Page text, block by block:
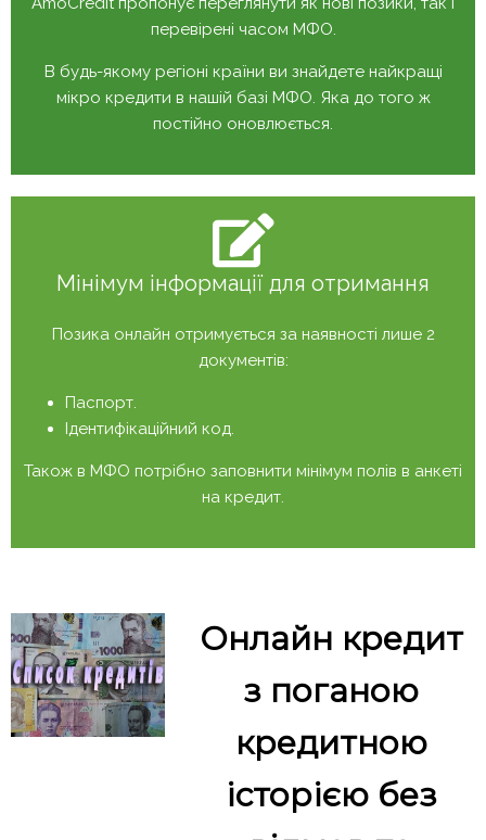
перевірені часом МФО.
В будь-якому регіоні країни ви знайдете найкращі
мікро кредити в нашій базі МФО. Яка до того ж
постійно оновлюється.
Мінімум інформації для отримання
Позика онлайн отримується за наявності лише 2
документів:
Паспорт.
Ідентифікаційний код.
Також в МФО потрібно заповнити мінімум полів в анкеті
на кредит.
Онлайн кредит
з поганою
кредитною
історією без